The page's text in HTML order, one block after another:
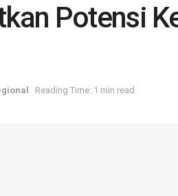
Potensi
Reading Time: 1 min read